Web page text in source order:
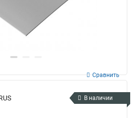
Сравнить
В наличии